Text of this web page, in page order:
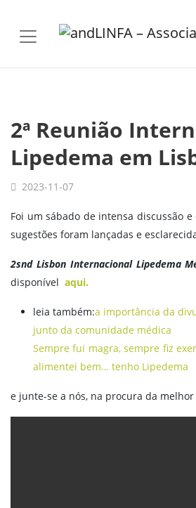
2ª Reunião
Lipedema em
2023-11-07
Foi um sábado de intensa discussão
sugestões foram lançadas e
2snd Lisbon Internacional Lipedema
disponível aqui.
leia também:a importância da
junto da comunidade médica
Sempre fui magra, sempre fiz
alimentei bem… tenho Lipedema
e junte-se a nós, na procura da